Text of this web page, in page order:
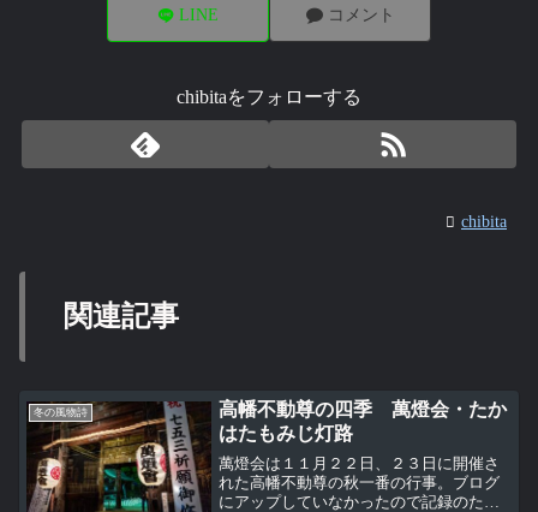
LINE コメント
chibitaをフォローする
chibita
関連記事
冬の風物詩
高幡不動尊の四季 萬燈会・たか
はたもみじ灯路
萬燈会は１１月２２日、２３日に開催さ
れた高幡不動尊の秋一番の行事。ブログ
にアップしていなかったので記録のため